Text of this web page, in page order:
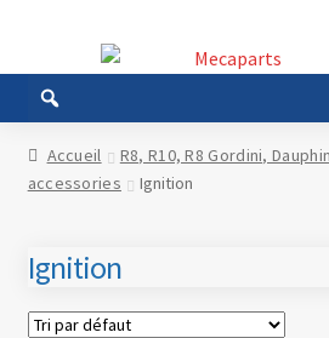
la
navigation
au
contenu
Accueil R8, R10, R8 Gordini,
accessories
Ignition
Ignition